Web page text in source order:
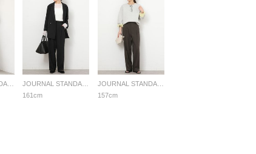
161cm
JOURNAL STANDARD relume LADYS
157cm